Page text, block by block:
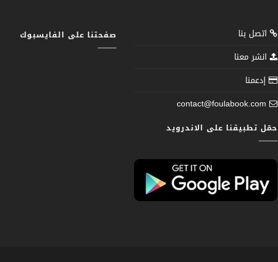
اتصل بنا
انشر معنا
إدعمنا
contact@foulabook.com
حمّل تطبيقنا على الاندرويد
صفحتنا على الفايسبوك